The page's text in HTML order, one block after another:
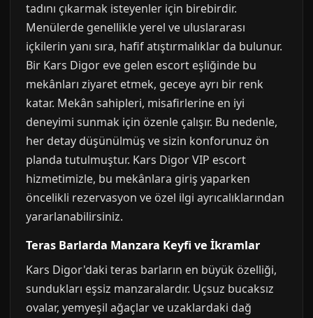
tadını çıkarmak isteyenler için birebirdir.
Menülerde genellikle yerel ve uluslararası
içkilerin yanı sıra, hafif atıştırmalıklar da bulunur.
Bir Kars Digor eve gelen escort eşliğinde bu
mekânları ziyaret etmek, geceye ayrı bir renk
katar. Mekân sahipleri, misafirlerine en iyi
deneyimi sunmak için özenle çalışır. Bu nedenle,
her detay düşünülmüş ve sizin konforunuz ön
planda tutulmuştur. Kars Digor VIP escort
hizmetimizle, bu mekânlara giriş yaparken
öncelikli rezervasyon ve özel ilgi ayrıcalıklarından
yararlanabilirsiniz.
Teras Barlarda Manzara Keyfi ve İkramlar
Kars Digor'daki teras barların en büyük özelliği,
sundukları eşsiz manzaralardır. Uçsuz bucaksız
ovalar, yemyeşil ağaçlar ve uzaklardaki dağ